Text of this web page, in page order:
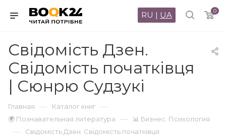
0
RU | UA
Свідомість Дзен.
Свідомість початківця
| Сюнрю Судзукі
Главная — Каталог книг —
🌍 Познавательная литература — 📊 Бизнес. Психология
— Свідомість Дзен. Свідомість початківця